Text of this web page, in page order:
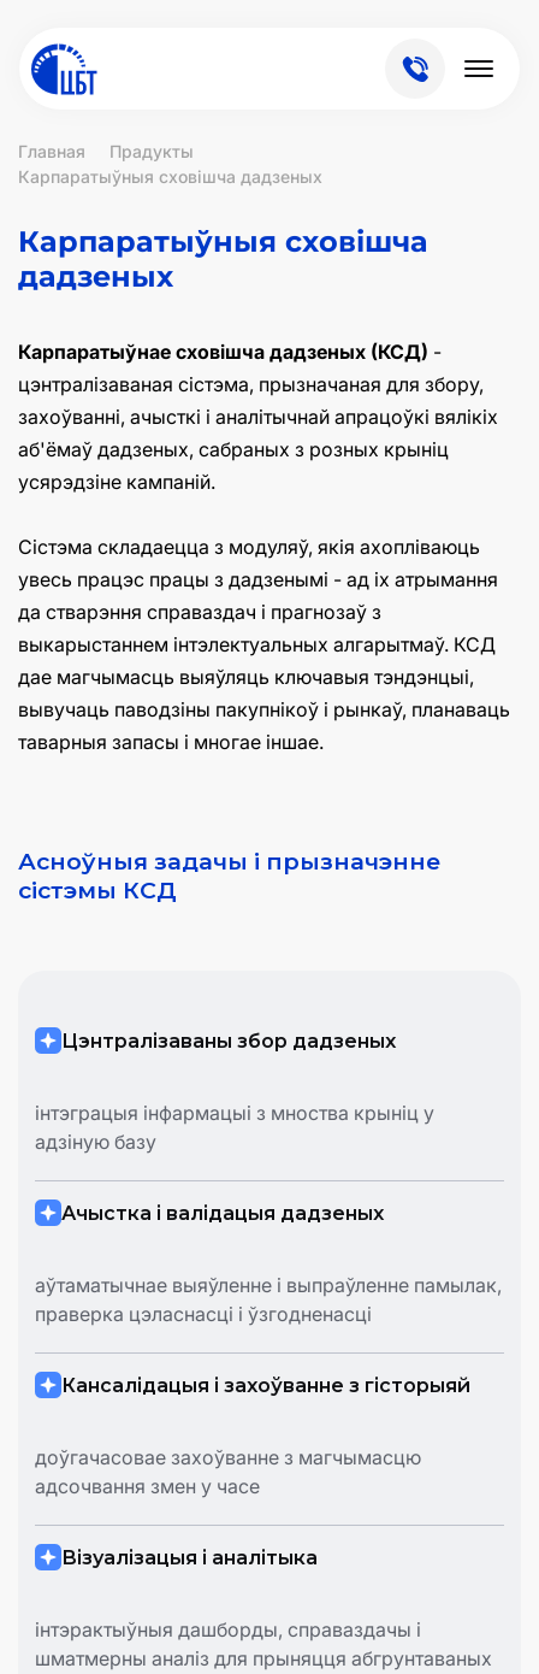
Главная
Прадукты
Карпаратыўныя сховішча дадзеных
Карпаратыўныя сховішча
дадзеных
Карпаратыўнае сховішча дадзеных (КСД) -
цэнтралізаваная сістэма, прызначаная для збору,
захоўванні, ачысткі і аналітычнай апрацоўкі вялікіх
аб'ёмаў дадзеных, сабраных з розных крыніц
усярэдзіне кампаній.
Сістэма складаецца з модуляў, якія ахопліваюць
увесь працэс працы з дадзенымі - ад іх атрымання
да стварэння справаздач і прагнозаў з
выкарыстаннем інтэлектуальных алгарытмаў. КСД
дае магчымасць выяўляць ключавыя тэндэнцыі,
вывучаць паводзіны пакупнікоў і рынкаў, планаваць
таварныя запасы і многае іншае.
Асноўныя задачы і прызначэнне
сістэмы КСД
Цэнтралізаваны збор дадзеных
інтэграцыя інфармацыі з мноства крыніц у
адзіную базу
Ачыстка і валідацыя дадзеных
аўтаматычнае выяўленне і выпраўленне памылак,
праверка цэласнасці і ўзгодненасці
Кансалідацыя і захоўванне з гісторыяй
доўгачасовае захоўванне з магчымасцю
адсочвання змен у часе
Візуалізацыя і аналітыка
інтэрактыўныя дашборды, справаздачы і
шматмерны аналіз для прыняцця абгрунтаваных